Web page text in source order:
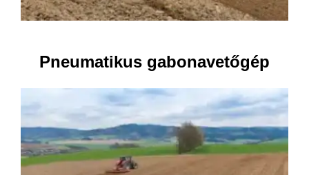
Pneumatikus gabonavetőgép